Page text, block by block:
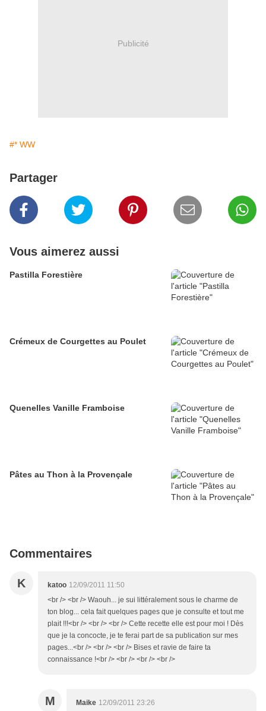
Publicité
#* WW
Partager
Vous aimerez aussi
Pastilla Forestière
Crémeux de Courgettes au Poulet
Quenelles Vanille Framboise
Pâtes au Thon à la Provençale
Commentaires
K katoo 12/09/2011 11:50
<br /> <br /> Waouh... je sui littéralement sous le charme de
ton blog... cela fait quelques pages que je consulte et tout me
plait !!!<br /> <br /> <br /> Cette recette elle est pour moi ! Dès
que je la concocte, je te ferai part de sa publication sur mes
pages...<br /> <br /> <br /> Bises et ravie de faire ta
connaissance !<br /> <br /> <br /> <br />
M Maike 12/09/2011 23:26